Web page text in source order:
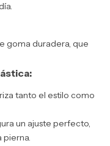
goma duradera, que
tanto el estilo como
un ajuste perfecto,
pierna.